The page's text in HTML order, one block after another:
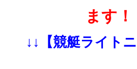
ます！
↓↓【競艇ライト